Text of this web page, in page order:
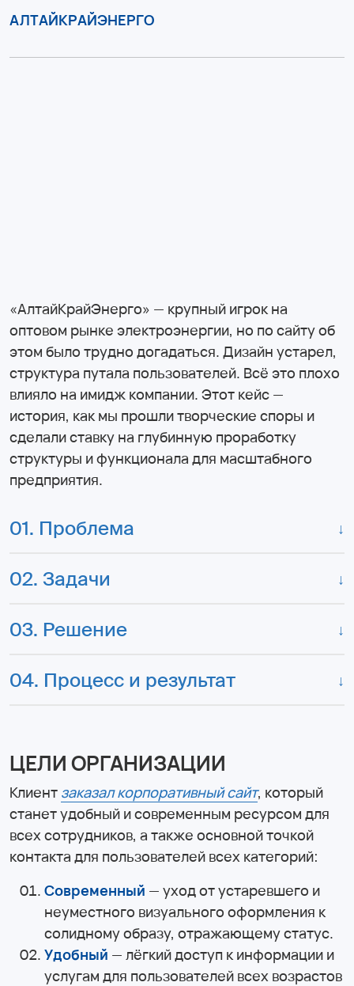
АЛТАЙКРАЙЭНЕРГО
«АлтайКрайЭнерго» — крупный игрок на
оптовом рынке электроэнергии, но по сайту об
этом было трудно догадаться. Дизайн устарел,
структура путала пользователей. Всё это плохо
влияло на имидж компании. Этот кейс —
история, как мы прошли творческие споры и
сделали ставку на глубинную проработку
структуры и функционала для масштабного
предприятия.
01. Проблема ↓
02. Задачи ↓
03. Решение ↓
04. Процесс и результат ↓
ЦЕЛИ ОРГАНИЗАЦИИ
Клиент заказал корпоративный сайт, который
станет удобный и современным ресурсом для
всех сотрудников, а также основной точкой
контакта для пользователей всех категорий:
Современный — уход от устаревшего и
неуместного визуального оформления к
солидному образу, отражающему статус.
Удобный — лёгкий доступ к информации и
услугам для пользователей всех возрастов